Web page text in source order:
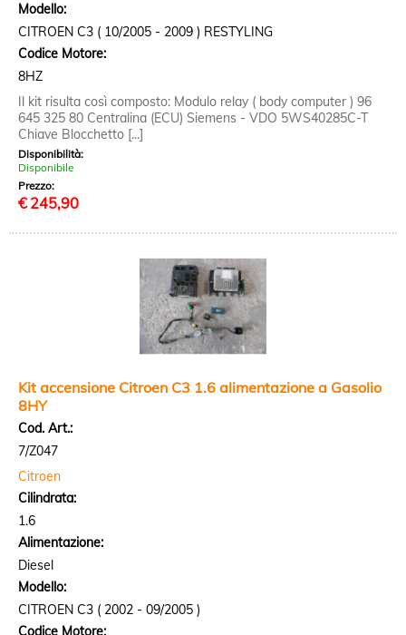
Modello:
CITROEN C3 ( 10/2005 - 2009 ) RESTYLING
Codice Motore:
8HZ
Il kit risulta così composto: Modulo relay ( body computer ) 96
645 325 80 Centralina (ECU) Siemens - VDO 5WS40285C-T
Chiave Blocchetto [...]
Disponibilità:
Disponibile
Prezzo:
€ 245,90
Kit accensione Citroen C3 1.6 alimentazione a Gasolio
8HY
Cod. Art.:
7/Z047
Citroen
Cilindrata:
1.6
Alimentazione:
Diesel
Modello:
CITROEN C3 ( 2002 - 09/2005 )
Codice Motore: